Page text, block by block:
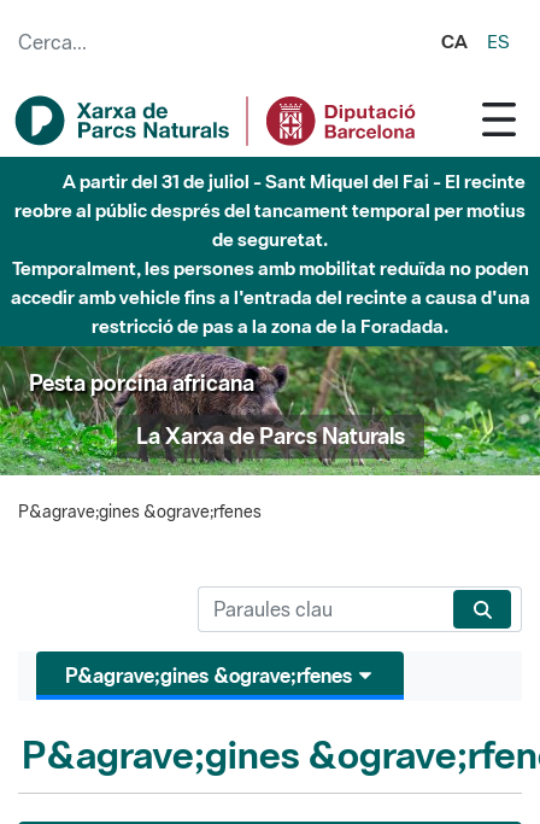
CA ES
A partir del 31 de juliol - Sant Miquel del Fai - El recinte
reobre al públic després del tancament temporal per motius
de seguretat.
Temporalment, les persones amb mobilitat reduïda no poden
accedir amb vehicle fins a l'entrada del recinte a causa d'una
restricció de pas a la zona de la Foradada.
Pesta porcina africana
La Xarxa de Parcs Naturals
P&agrave;gines &ograve;rfenes
P&agrave;gines &ograve;rfenes
P&agrave;gines